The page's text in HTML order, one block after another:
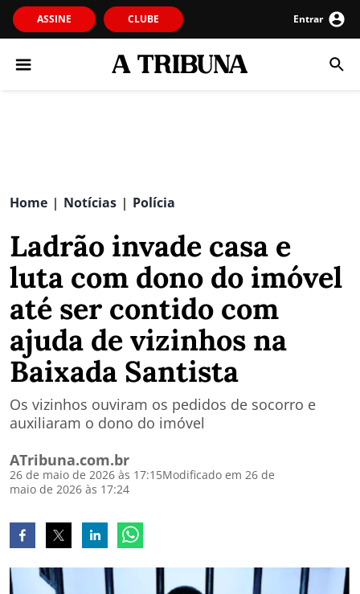
ASSINE CLUBE Entrar
Home | Notícias | Polícia
Ladrão invade casa e
luta com dono do imóvel
até ser contido com
ajuda de vizinhos na
Baixada Santista
Os vizinhos ouviram os pedidos de socorro e
auxiliaram o dono do imóvel
ATribuna.com.br
26 de maio de 2026 às 17:15Modificado em 26 de
maio de 2026 às 17:24